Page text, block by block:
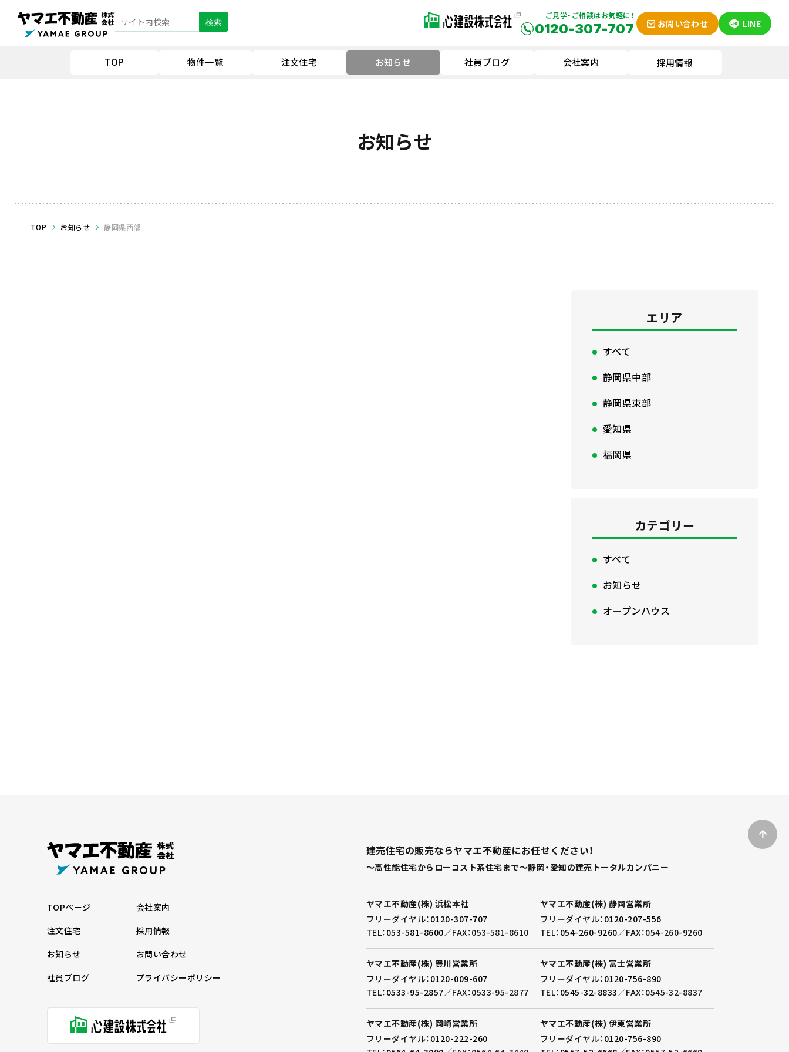
検索
ご見学・ご相談はお気軽に！
0120-307-707 お問い合わせ LINE
TOP 物件一覧 注文住宅 お知らせ 社員ブログ 会社案内 採用情報
お知らせ
TOP お知らせ 静岡県西部
エリア
すべて
静岡県中部
静岡県東部
愛知県
福岡県
カテゴリー
すべて
お知らせ
オープンハウス
TOPページ
会社案内
注文住宅
採用情報
お知らせ
お問い合わせ
社員ブログ
プライバシーポリシー
建売住宅の販売ならヤマエ不動産にお任せください！
～高性能住宅からローコスト系住宅まで～静岡・愛知の建売トータルカンパニー
ヤマエ不動産(株) 浜松本社
フリーダイヤル： 0120-307-707
TEL： 053-581-8600／FAX：053-581-8610
ヤマエ不動産(株) 静岡営業所
フリーダイヤル： 0120-207-556
TEL： 054-260-9260／FAX：054-260-9260
ヤマエ不動産(株) 豊川営業所
フリーダイヤル： 0120-009-607
TEL： 0533-95-2857／FAX：0533-95-2877
ヤマエ不動産(株) 富士営業所
フリーダイヤル： 0120-756-890
TEL： 0545-32-8833／FAX：0545-32-8837
ヤマエ不動産(株) 岡崎営業所
フリーダイヤル： 0120-222-260
ヤマエ不動産(株) 伊東営業所
フリーダイヤル： 0120-756-890